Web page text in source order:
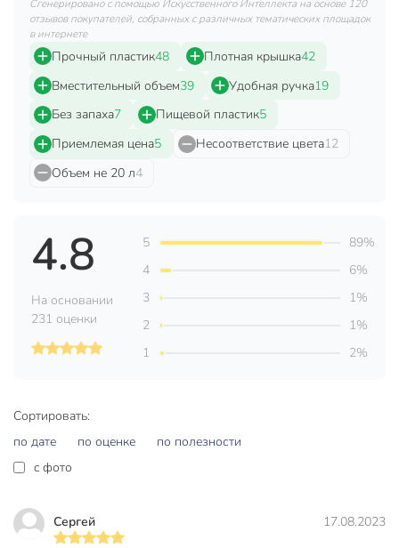
эргономичная ручка для удобства переноски.
Дополнительная информация:
Высота без крышки: 31 см.
Техническая информация
Высота, см
Объем, л
Диаметр дна, см
Диаметр верха, см
Материал
Ручка
Рисунок
без рисунка
Сгенерировано с помощью Искусственного Интеллекта на основе 120
отзывов покупателей, собранных с различных тематических площадок
в интернете
Прочный пластик48 Плотная крышка42
Вместительный объем39 Удобная ручка19
Без запаха7 Пищевой пластик5
Приемлемая цена5 Несоответствие цвета12
Объем не 20 л4
Сортировать:
по дате
по оценке
по полезности
c фото
Сергей 17.08.2023
4.8
На основании
231 оценки
5
89%
4
6%
3
1%
2
1%
1
2%